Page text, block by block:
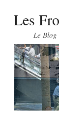
Les
Le